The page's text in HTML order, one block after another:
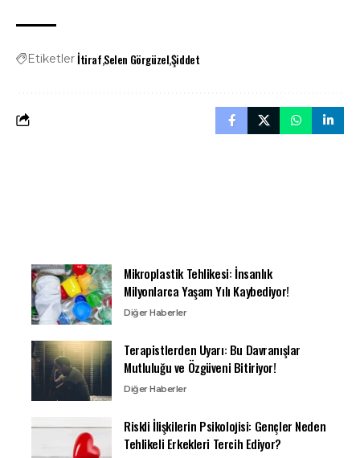
EtiketlerİtirafSelen GörgüzelŞiddet
Mikroplastik Tehlikesi: İnsanlık
Milyonlarca Yaşam Yılı Kaybediyor!
Diğer Haberler
Terapistlerden Uyarı: Bu Davranışlar
Mutluluğu ve Özgüveni Bitiriyor!
Diğer Haberler
Riskli İlişkilerin Psikolojisi: Gençler Neden
Tehlikeli Erkekleri Tercih Ediyor?